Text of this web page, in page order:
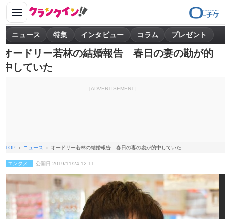
ニュース 特集 インタビュー コラム プレゼント
オードリー若林の結婚報告 春日の妻の勘が的
中していた
[ADVERTISEMENT]
TOP ニュース オードリー若林の結婚報告 春日の妻の勘が的中していた
エンタメ 公開日 2019/11/24 12:11